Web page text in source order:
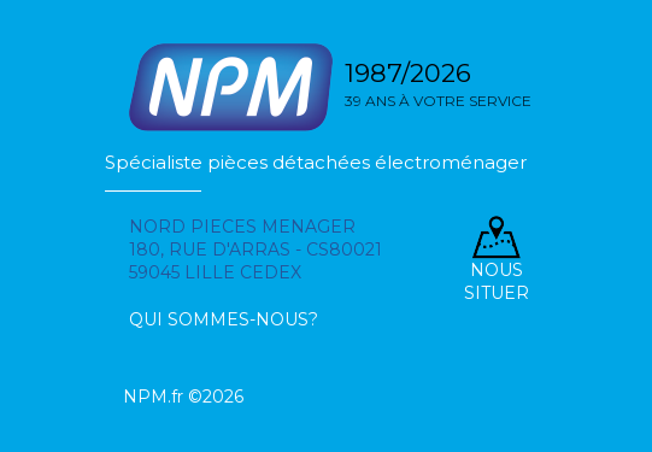
1987/2026
39 ANS À VOTRE SERVICE
Spécialiste pièces détachées électroménager
NORD PIECES MENAGER
180, RUE D'ARRAS - CS80021
59045 LILLE CEDEX
QUI SOMMES-NOUS?
NOUS
SITUER
NPM.fr ©2026